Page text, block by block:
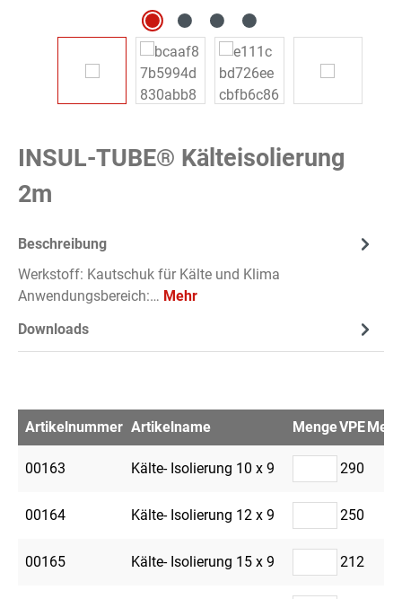
INSUL-TUBE® Kälteisolierung
2m
Beschreibung
Werkstoff: Kautschuk für Kälte und Klima
Anwendungsbereich:… Mehr
Downloads
Artikelnummer Artikelname MengeVPE
00163 Kälte- Isolierung 10 x 9 290
00164 Kälte- Isolierung 12 x 9 250
00165 Kälte- Isolierung 15 x 9 212